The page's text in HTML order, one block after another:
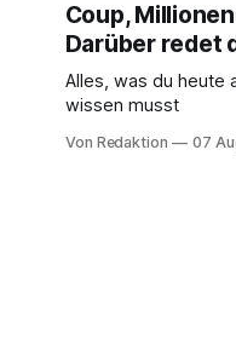
Coup,
Darüber redet
Alles, was du heute
wissen musst
Von Redaktion 07